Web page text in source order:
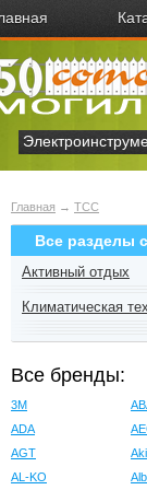
Главная → ТСС
Все разделы
Активный отдых
Климатическая
Все бренды:
3M
ADA
AGT
AL-KO